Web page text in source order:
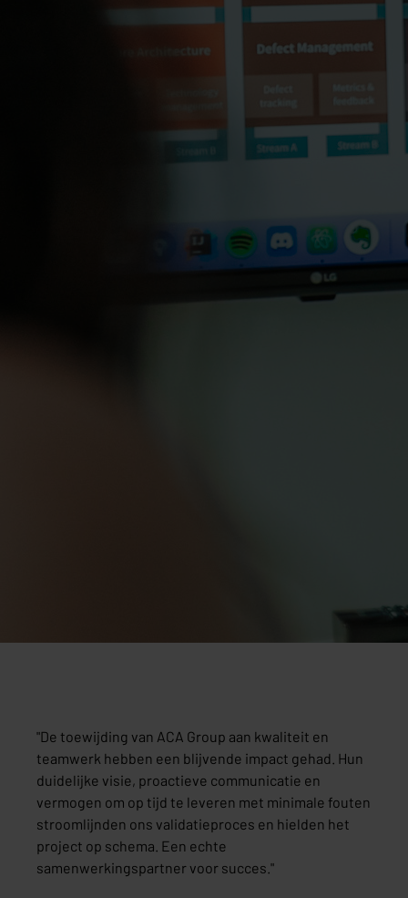
"De toewijding van ACA Group aan kwaliteit en
teamwerk hebben een blijvende impact gehad. Hun
duidelijke visie, proactieve communicatie en
vermogen om op tijd te leveren met minimale fouten
stroomlijnden ons validatieproces en hielden het
project op schema. Een echte
samenwerkingspartner voor succes. "